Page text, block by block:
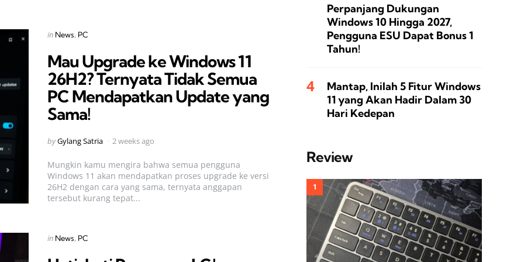
Categories
Posted
in News PC
Mau Upgrade ke Windows 11
26H2? Ternyata Tidak Semua
PC Mendapatkan Update yang
Sama!
Posted
byGylang Satria 2 weeks ago
Mungkin kamu mengira bahwa semua pengguna
Windows 11 akan mendapatkan proses upgrade ke versi
26H2 dengan cara yang sama, ternyata anggapan
tersebut kurang tepat...
Categories
Posted
in News PC
Perpanjang Dukungan
Windows 10 Hingga 2027,
Pengguna ESU Dapat Bonus 1
Tahun!
Mantap, Inilah 5 Fitur Windows
11 yang Akan Hadir Dalam 30
Hari Kedepan
Review